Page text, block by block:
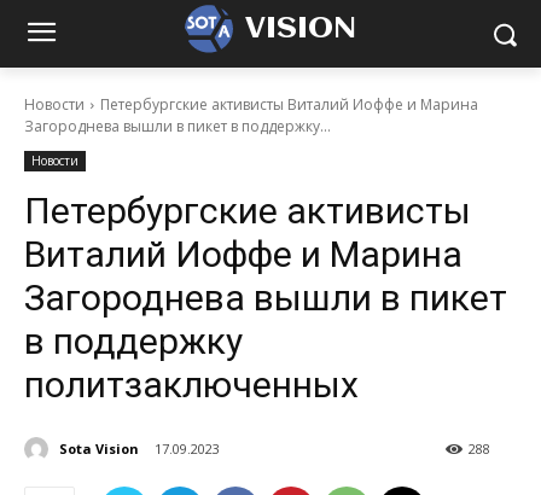
VISION
Новости
Петербургские активисты Виталий Иоффе и Марина
Загороднева вышли в пикет в поддержку...
Новости
Петербургские активисты
Виталий Иоффе и Марина
Загороднева вышли в пикет
в поддержку
политзаключенных
Sota Vision 17.09.2023 288